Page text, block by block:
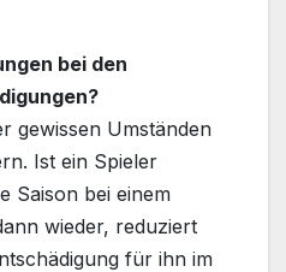
bei den
gewissen Umständen
Ist ein Spieler
Saison bei einem
wieder, reduziert
für ihn im